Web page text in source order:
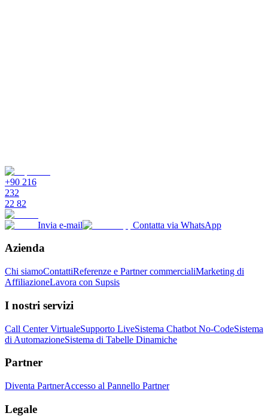
+90 216
232
22 82
Invia e-mail Contatta via WhatsApp
Azienda
Chi siamoContattiReferenze e Partner commercialiMarketing di
AffiliazioneLavora con Supsis
I nostri servizi
Call Center VirtualeSupporto LiveSistema Chatbot No-CodeSistema
di AutomazioneSistema di Tabelle Dinamiche
Partner
Diventa PartnerAccesso al Pannello Partner
Legale